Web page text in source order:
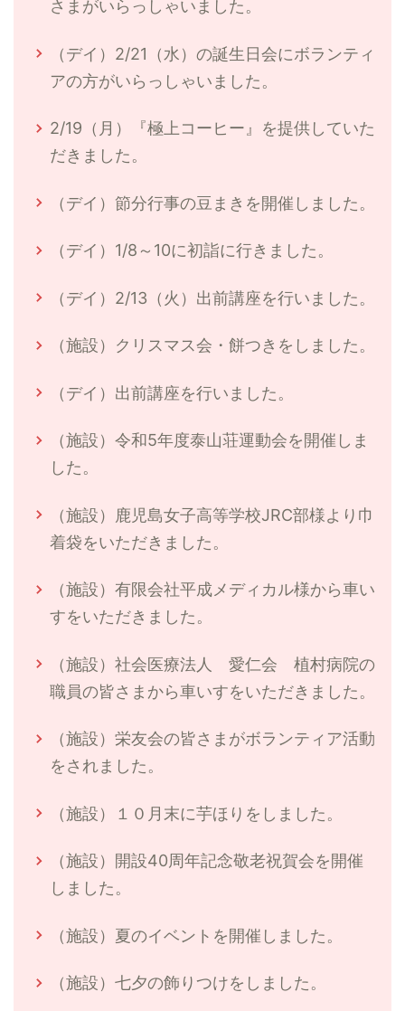
さまがいらっしゃいました。
（デイ）2/21（水）の誕生日会にボランティ
アの方がいらっしゃいました。
2/19（月）『極上コーヒー』を提供していた
だきました。
（デイ）節分行事の豆まきを開催しました。
（デイ）1/8～10に初詣に行きました。
（デイ）2/13（火）出前講座を行いました。
（施設）クリスマス会・餅つきをしました。
（デイ）出前講座を行いました。
（施設）令和5年度泰山荘運動会を開催しま
した。
（施設）鹿児島女子高等学校JRC部様より巾
着袋をいただきました。
（施設）有限会社平成メディカル様から車い
すをいただきました。
（施設）社会医療法人 愛仁会 植村病院の
職員の皆さまから車いすをいただきました。
（施設）栄友会の皆さまがボランティア活動
をされました。
（施設）１０月末に芋ほりをしました。
（施設）開設40周年記念敬老祝賀会を開催
しました。
（施設）夏のイベントを開催しました。
（施設）七夕の飾りつけをしました。